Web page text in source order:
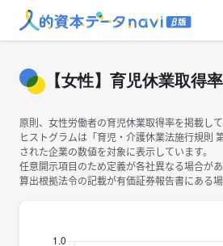
【女性】育児休業取得率
原則、女性労働者の育児休業取得率を掲載して
ヒストグラムは「育児・介護休業法施行規則
された企業の数値を対象に表示しています。
任意開示項目のため定義が各社異なる場合があ
算出根拠法令の記載が有価証券報告書にあ